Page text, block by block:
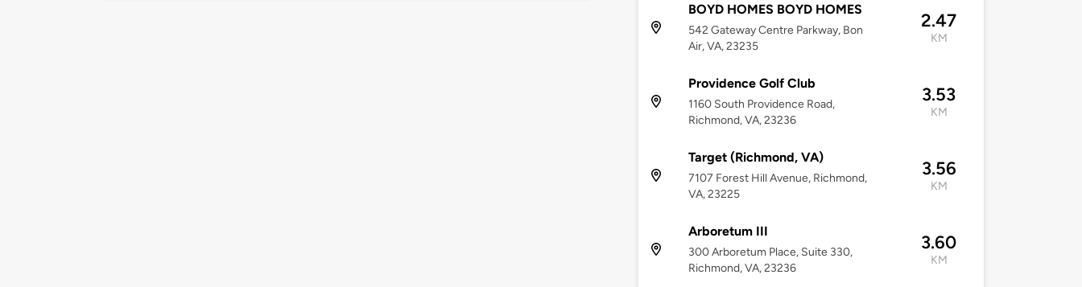
BOYD HOMES BOYD HOMES
542 Gateway Centre Parkway, Bon
Air, VA, 23235
2.47
KM
Providence Golf Club
1160 South Providence Road,
Richmond, VA, 23236
3.53
KM
Target (Richmond, VA)
7107 Forest Hill Avenue, Richmond,
VA, 23225
3.56
KM
Arboretum III
300 Arboretum Place, Suite 330,
Richmond, VA, 23236
3.60
KM